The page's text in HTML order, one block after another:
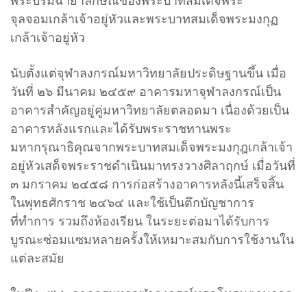
จุลจอมเกล้าเจ้าอยู่หัวและพระบาทสมเด็จพระมงกุฏ
เกล้าเจ้าอยู่หัว
นับตั้งแต่จุฬาลงกรณ์มหาวิทยาลัยประดิษฐานขึ้น เมื่อ
วันที่ ๒๖ มีนาคม ๒๔๕๙ อาคารมหาจุฬาลงกรณ์เป็น
อาคารสำคัญอยู่คู่มหาวิทยาลัยตลอดมา เนื่องด้วยเป็น
อาคารหลังแรกและได้รับพระราชทานพระ
มหากรุณาธิคุณจากพระบาทสมเด็จพระมงกุฎเกล้าเจ้า
อยู่หัวเสด็จพระราชดำเนินมาทรงวางศิลาฤกษ์ เมื่อวันที่
๓ มกราคม ๒๔๕๘ การก่อสร้างอาคารหลังนี้เสร็จสิ้น
ในพุทธศักราช ๒๔๖๔ และใช้เป็นตึกบัญชาการ
ที่ทำการ รวมถึงห้องเรียน ในระยะต่อมาได้รับการ
บูรณะซ่อมแซมหลายครั้งให้เหมาะสมกับการใช้งานใน
แต่ละสมัย